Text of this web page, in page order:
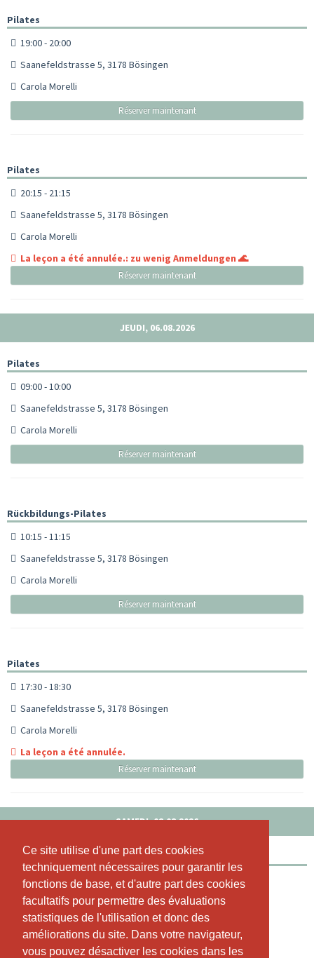
Ce site utilise d'une part des cookies
techniquement nécessaires pour garantir les
fonctions de base, et d'autre part des cookies
facultatifs pour permettre des évaluations
statistiques de l'utilisation et donc des
améliorations du site. Dans votre navigateur,
vous pouvez désactiver les cookies dans les
Ce site utilise d'une part des cookies
techniquement nécessaires pour garantir les
fonctions de base, et d'autre part des cookies
facultatifs pour permettre des évaluations
statistiques de l'utilisation et donc des
améliorations du site. Dans votre navigateur,
vous pouvez désactiver les cookies dans les
Pilates
19:00 - 20:00
Saanefeldstrasse 5, 3178 Bösingen
Carola Morelli
Réserver maintenant
Pilates
20:15 - 21:15
Saanefeldstrasse 5, 3178 Bösingen
Carola Morelli
La leçon a été annulée.: zu wenig Anmeldungen 🌊
Réserver maintenant
JEUDI, 06.08.2026
Pilates
09:00 - 10:00
Saanefeldstrasse 5, 3178 Bösingen
Carola Morelli
Réserver maintenant
Rückbildungs-Pilates
10:15 - 11:15
Saanefeldstrasse 5, 3178 Bösingen
Carola Morelli
Réserver maintenant
Pilates
17:30 - 18:30
Saanefeldstrasse 5, 3178 Bösingen
Carola Morelli
La leçon a été annulée.
Réserver maintenant
SAMEDI, 08.08.2026
Outdoor Pilates Schloss Laupen
09:00 - 10:00
Schloss Laupen, Schloss Laupen, 3177 Laupen, Schloss 1
Carola Morelli
Encore 2 place(s) libre(s)